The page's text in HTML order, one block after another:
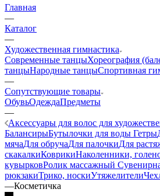
Главная
—
Каталог
—
Художественная гимнастика
Современные танцыХореография
танцыНародные танцыСпортивная
—
Сопутствующие товары
ОбувьОдеждаПредметы
—
Аксессуары для волос для
БалансирыБутылочки для воды Гетры
мячаДля обручаДля палочкиДля
скакалкиКоврикиНаколенники,
кувырковРолик массажный
рюкзакиТрико, носкиУтяжелители
—Косметичка